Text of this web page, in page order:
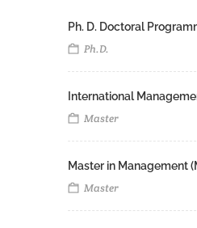
Ph. D. Doctoral
Ph.D.
International
Master
Master in Management
Master